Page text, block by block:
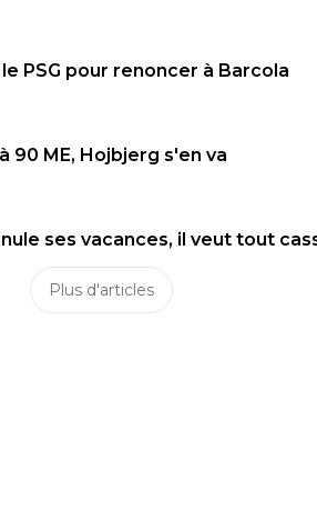
PSG pour renoncer à Barcola
90 ME, Hojbjerg s'en va
ses vacances, il veut tout
Plus d'articles